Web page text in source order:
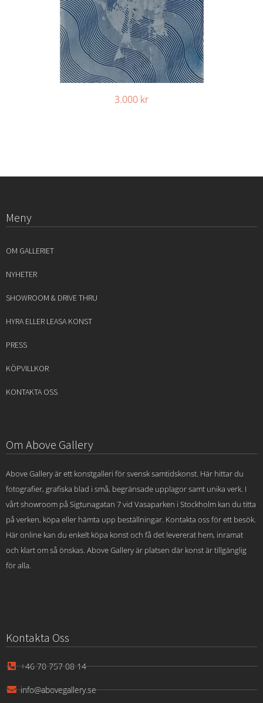
3.000 kr
Meny
OM GALLERIET
NYHETER
SHOWROOM & DRIVE THRU
HYRA ELLER LEASA KONST
PRESS
KÖPVILLKOR
KONTAKTA OSS
Om Above Gallery
Above Gallery är ett konstgalleri för svensk samtidskonst. Här hittar du
fotografier, grafiska blad i små, begränsade upplagor samt unika verk. I
vårt showroom på Sigtunagatan 7 vid Vasaparken i Stockholm kan du titta
på verken, köpa eller hämta upp beställningar. Kontakta oss för ett besök.
Här online kan du enkelt köpa konst och få det levererat hem, inramat
och klart om så önskas. Above Gallery är platsen där konst är tillgänglig
för alla.
Kontakta Oss
+46 70 757 08 14
info@abovegallery.se